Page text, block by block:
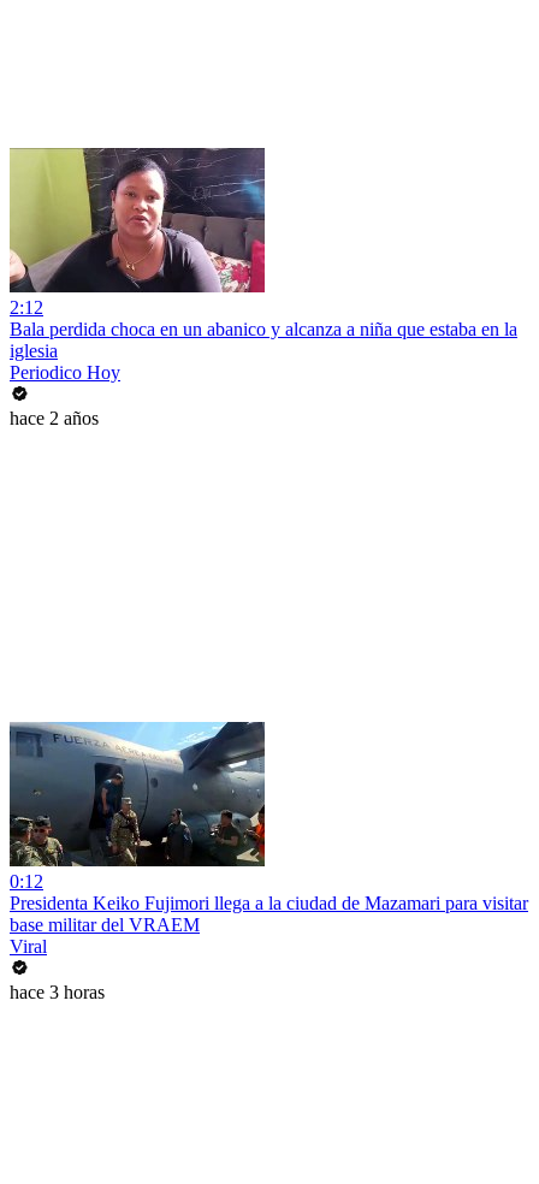
2:12
Bala perdida choca en un abanico y alcanza a niña que estaba en la
iglesia
Periodico Hoy
hace 2 años
0:12
Presidenta Keiko Fujimori llega a la ciudad de Mazamari para visitar
base militar del VRAEM
Viral
hace 3 horas